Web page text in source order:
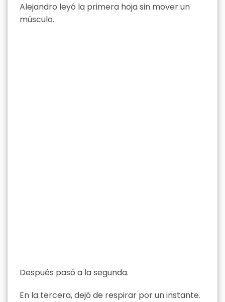
Alejandro leyó la primera hoja sin mover un
músculo.
Después pasó a la segunda.
En la tercera, dejó de respirar por un instante.